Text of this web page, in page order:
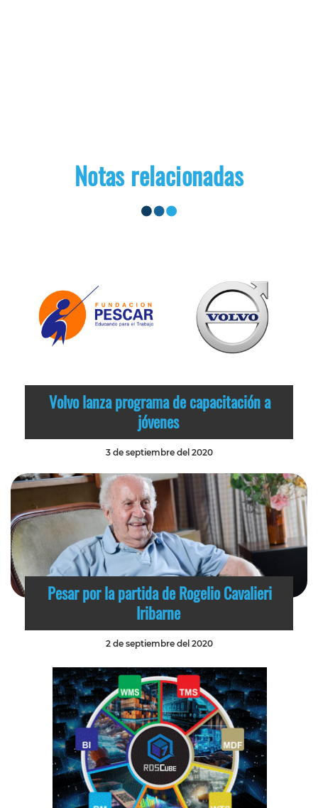
Notas relacionadas
Volvo lanza programa de capacitación a
jóvenes
3 de septiembre del 2020
Pesar por la partida de Rogelio Cavalieri
Iribarne
2 de septiembre del 2020